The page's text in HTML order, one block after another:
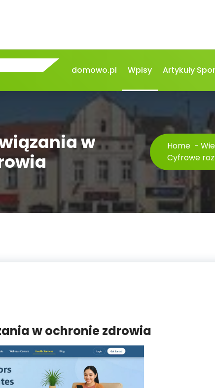
domowo.pl Wpisy Artykuły
w
Home -
Cyfrowe
w ochronie zdrowia